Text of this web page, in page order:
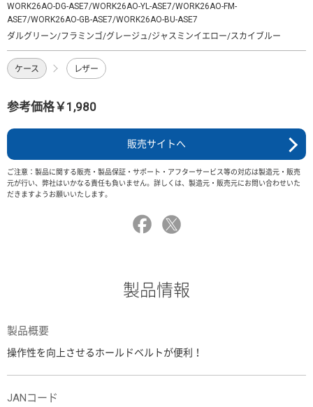
WORK26AO-DG-ASE7/WORK26AO-YL-ASE7/WORK26AO-FM-
ASE7/WORK26AO-GB-ASE7/WORK26AO-BU-ASE7
ダルグリーン/フラミンゴ/グレージュ/ジャスミンイエロー/スカイブルー
ケース レザー
参考価格￥1,980
販売サイトへ
ご注意：製品に関する販売・製品保証・サポート・アフターサービス等の対応は製造元・販売
元が行い、弊社はいかなる責任も負いません。詳しくは、製造元・販売元にお問い合わせいた
だきますようお願いいたします。
製品情報
製品概要
操作性を向上させるホールドベルトが便利！
JANコード